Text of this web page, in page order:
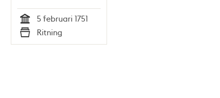
Tid
5 februari 1751
Typ
Ritning